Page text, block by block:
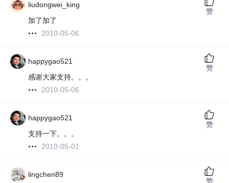
liudongwei_king
加了加了
2010-05-06
赞
happygao521
感谢大家支持。。。
2010-05-06
赞
happygao521
支持一下。。。
2010-05-01
赞
lingchen89
赞